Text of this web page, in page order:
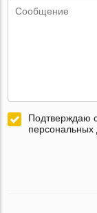
Подтверждаю
персональных